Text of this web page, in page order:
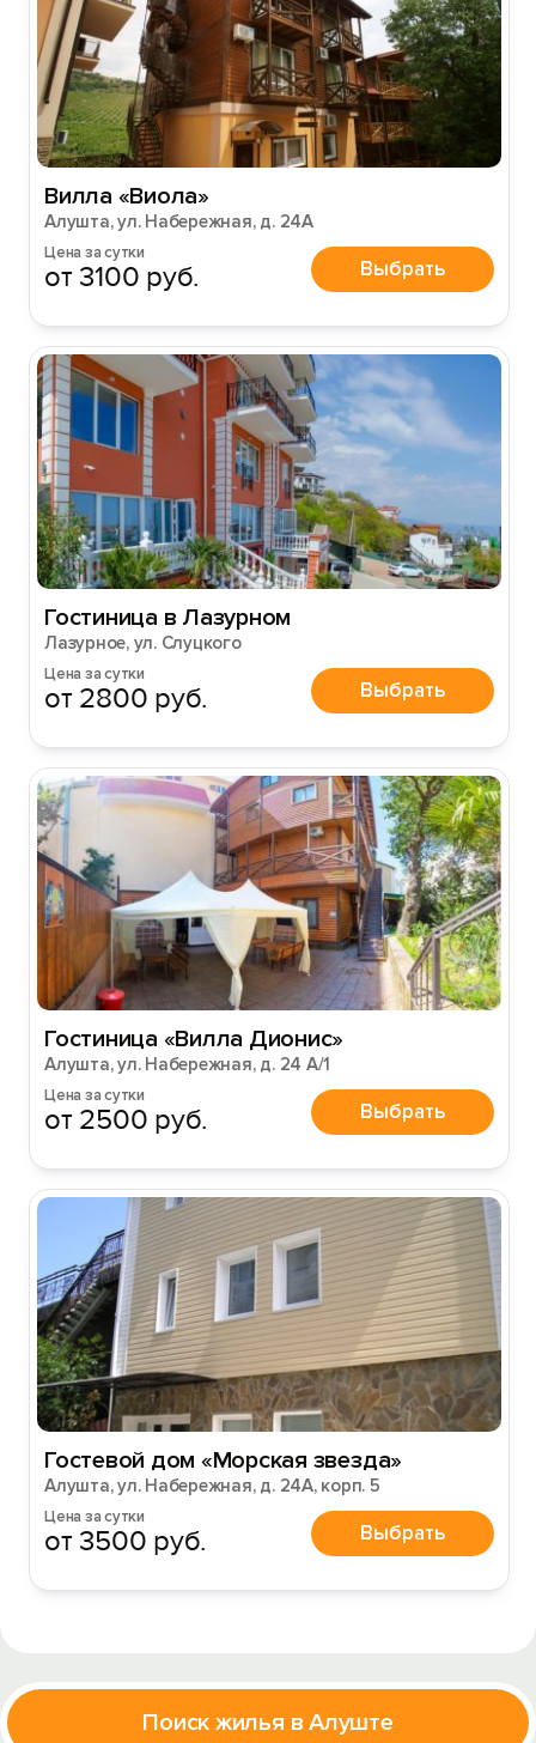
Вилла «Виола»
Алушта, ул. Набережная, д. 24А
Цена за сутки
от 3100 руб. Выбрать
Гостиница в Лазурном
Лазурное, ул. Слуцкого
Цена за сутки
от 2800 руб. Выбрать
Гостиница «Вилла Дионис»
Алушта, ул. Набережная, д. 24 А/1
Цена за сутки
от 2500 руб. Выбрать
Гостевой дом «Морская звезда»
Алушта, ул. Набережная, д. 24А, корп. 5
Цена за сутки
от 3500 руб. Выбрать
Поиск жилья в Алуште